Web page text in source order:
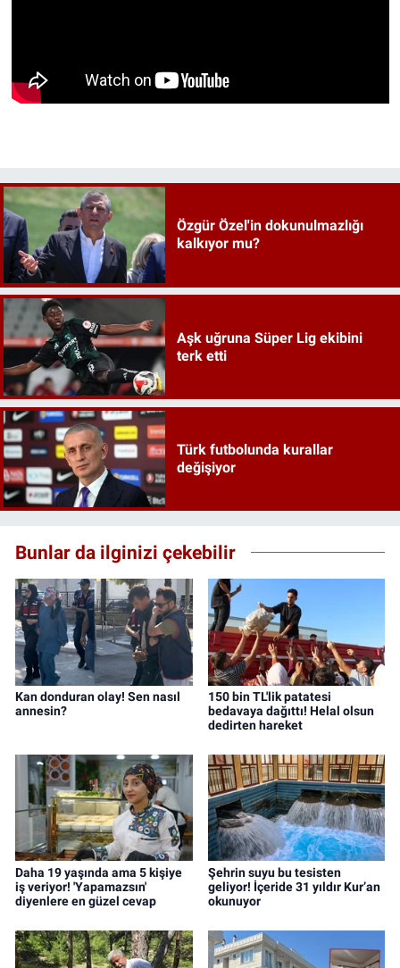
Özgür Özel'in dokunulmazlığı
kalkıyor mu?
Aşk uğruna Süper Lig ekibini
terk etti
Türk futbolunda kurallar
değişiyor
Bunlar da ilginizi çekebilir
Kan donduran olay! Sen nasıl
annesin?
150 bin TL'lik patatesi
bedavaya dağıttı! Helal olsun
dedirten hareket
Daha 19 yaşında ama 5 kişiye
iş veriyor! 'Yapamazsın'
diyenlere en güzel cevap
Şehrin suyu bu tesisten
geliyor! İçeride 31 yıldır Kur’an
okunuyor